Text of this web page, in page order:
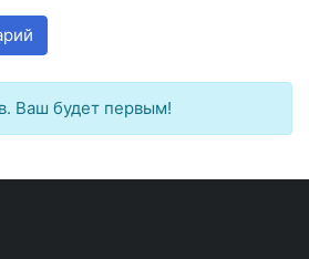
Ваш будет первым!